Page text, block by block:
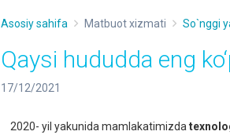
Asosiy sahifa Matbuot xizmati So`nggi
Qaysi hududda eng
17/12/2021
2020- yil yakunida mamlakatimizda